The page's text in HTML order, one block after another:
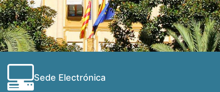
Sede Electrónica